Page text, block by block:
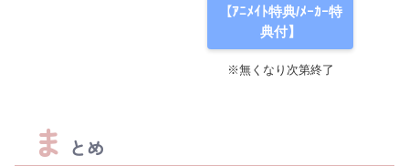
【ｱﾆﾒｲﾄ特典/ﾒｰｶｰ特
典付】
※無くなり次第終了
ま とめ